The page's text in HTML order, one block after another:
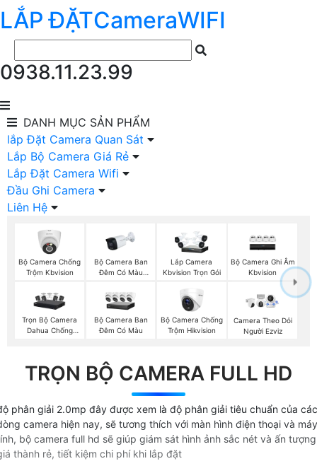
LẮP ĐẶTCameraWIFI
0938.11.23.99
DANH MỤC SẢN PHẨM
lắp Đặt Camera Quan Sát
Lắp Bộ Camera Giá Rẻ
Lắp Đặt Camera Wifi
Đầu Ghi Camera
Liên Hệ
Bộ Camera Chống
Trộm Kbvision
Bộ Camera Ban
Đêm Có Màu
Lắp Camera
Kbvision Trọn Gói
Bộ Camera Ghi Âm
Kbvision
Trọn Bộ Camera
Dahua Chống
Bộ Camera Ban
Đêm Có Màu
Bộ Camera Chống
Trộm Hikvision
Camera Theo Dỏi
Người Ezviz
TRỌN BỘ CAMERA FULL HD
phân giải 2.0mp đây được xem là độ phân giải tiêu chuẩn của các
camera hiện nay, sẽ tương thích với màn hình điện thoại và máy
bộ camera full hd sẽ giúp giám sát hình ảnh sắc nét và ấn
thành rẻ, tiết kiệm chi phí khi lắp đặt